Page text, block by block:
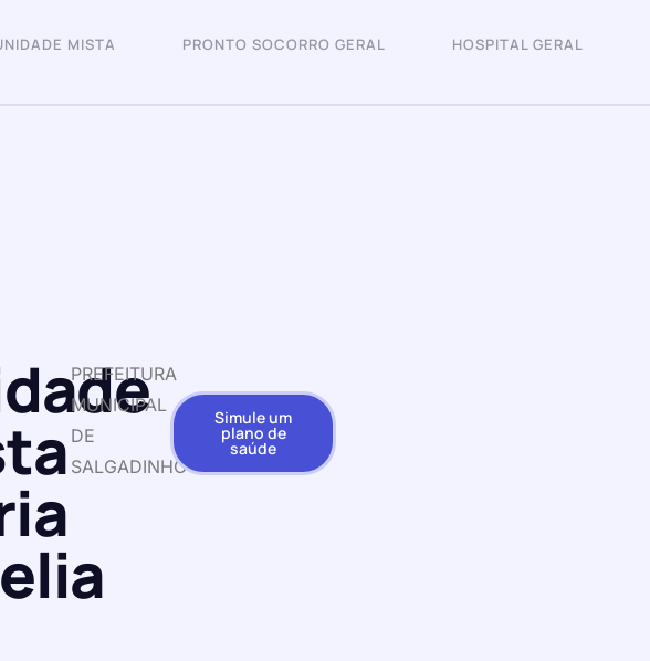
MISTA PRONTO SOCORRO GERAL HOSPITAL GERAL
PREFEITURA
MUNICIPAL
DE
SALGADINHO
Simule um
plano de
saúde